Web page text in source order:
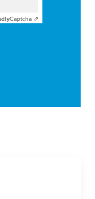
Captcha ⇗